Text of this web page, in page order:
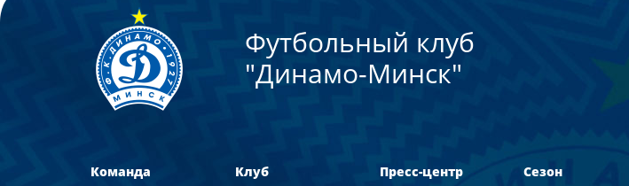
Футбольный клуб
"Динамо-Минск"
Команда Клуб Пресс-центр Сезон